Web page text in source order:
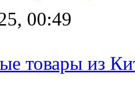
00:49
товары из